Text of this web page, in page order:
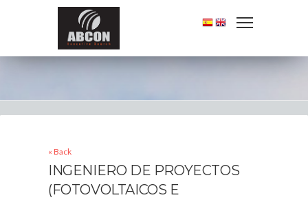
« Back
INGENIERO DE PROYECTOS
(FOTOVOLTAICOS E